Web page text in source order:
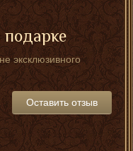
эксклюзивного
Оставить отзыв